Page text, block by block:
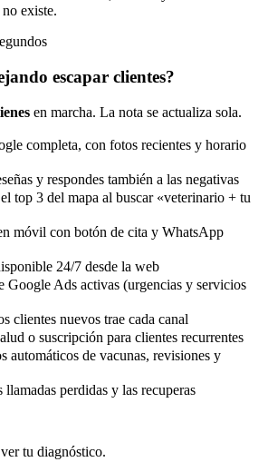
existe.
escapar clientes?
en marcha. La nota se actualiza sola.
completa, con fotos recientes y horario
y respondes también a las negativas
top 3 del mapa al buscar «veterinario + tu
móvil con botón de cita y WhatsApp
24/7 desde la web
Google Ads activas (urgencias y servicios
clientes nuevos trae cada canal
o suscripción para clientes recurrentes
automáticos de vacunas, revisiones y
llamadas perdidas y las recuperas
tu diagnóstico.